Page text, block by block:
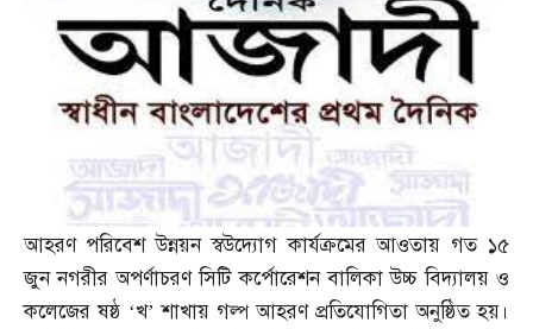
আহরণ পরিবেশ উন্নয়ন স্বউদ্যোগ কার্যক্রমের আওতায় গত ১৫
জুন নগরীর অপর্ণাচরণ সিটি কর্পোরেশন বালিকা উচ্চ বিদ্যালয় ও
কলেজের ষষ্ঠ ‘খ’ শাখায় গল্প আহরণ প্রতিযোগিতা অনুষ্ঠিত হয়।